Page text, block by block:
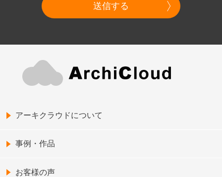
送信する
アーキクラウドについて
事例・作品
お客様の声